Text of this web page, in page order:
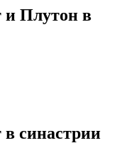
и Плутон в
синастрии